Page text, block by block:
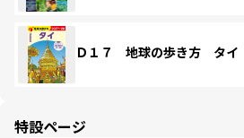
Ｄ１７ 地球の歩き方 タイ
特設ページ